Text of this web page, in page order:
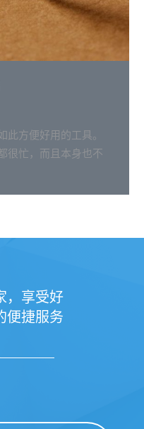
方便好用的工具。
很忙，而且本身也不
，享受好
便捷服务